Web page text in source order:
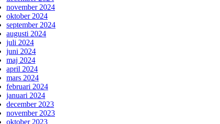
november 2024
oktober 2024
september 2024
augusti 2024
juli 2024
juni 2024
maj 2024
april 2024
mars 2024
februari 2024
januari 2024
december 2023
november 2023
oktober 2023